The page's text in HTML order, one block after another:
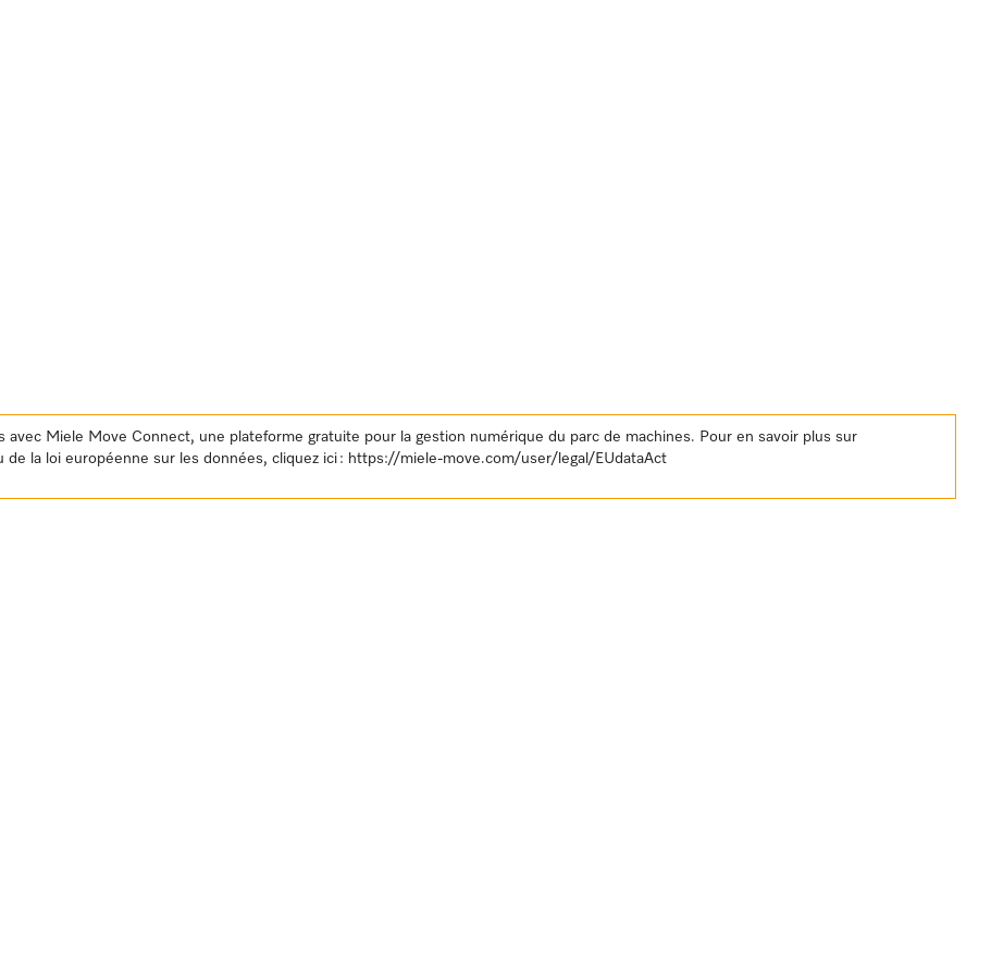
avec Miele Move Connect, une plateforme gratuite pour la gestion numérique du parc de machines. Pour en savoir plus sur
la loi européenne sur les données, cliquez ici : https://miele-move.com/user/legal/EUdataAct